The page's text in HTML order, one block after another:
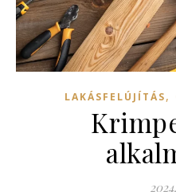
LAKÁSFELÚJÍTÁS,